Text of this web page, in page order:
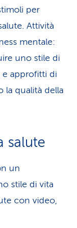
per
Attività
mentale:
uno stile di
e approfitti di
la qualità della
salute
un
stile di vita
con video,